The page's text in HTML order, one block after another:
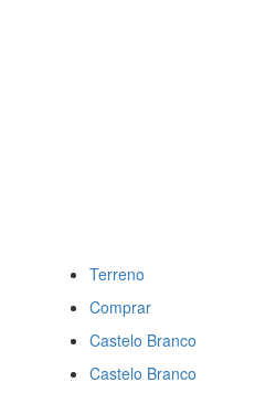
Terreno
Comprar
Castelo Branco
Castelo Branco